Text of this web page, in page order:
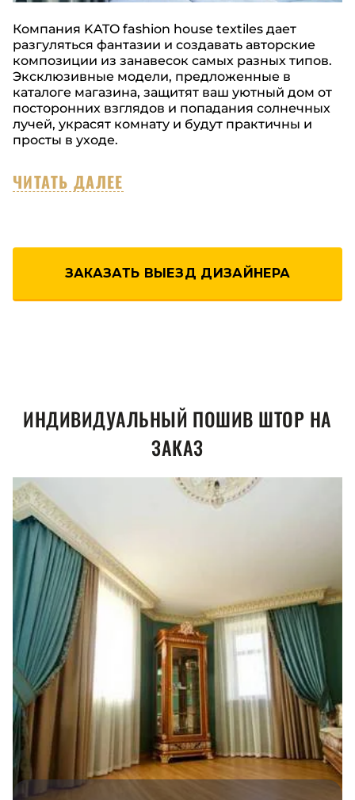
Компания KATO fashion house textiles дает
разгуляться фантазии и создавать авторские
композиции из занавесок самых разных типов.
Эксклюзивные модели, предложенные в
каталоге магазина, защитят ваш уютный дом от
посторонних взглядов и попадания солнечных
лучей, украсят комнату и будут практичны и
просты в уходе.
ЧИТАТЬ ДАЛЕЕ
ЗАКАЗАТЬ ВЫЕЗД ДИЗАЙНЕРА
ИНДИВИДУАЛЬНЫЙ ПОШИВ ШТОР НА
ЗАКАЗ